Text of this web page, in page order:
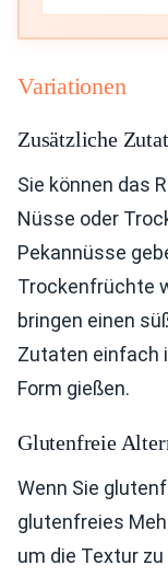
Variationen
Zusätzliche
Sie können das
Nüsse oder
Pekannüsse
Trockenfrüchte
bringen einen
Zutaten einfach
Form gießen.
Glutenfreie
Wenn Sie
glutenfreies
um die Textur